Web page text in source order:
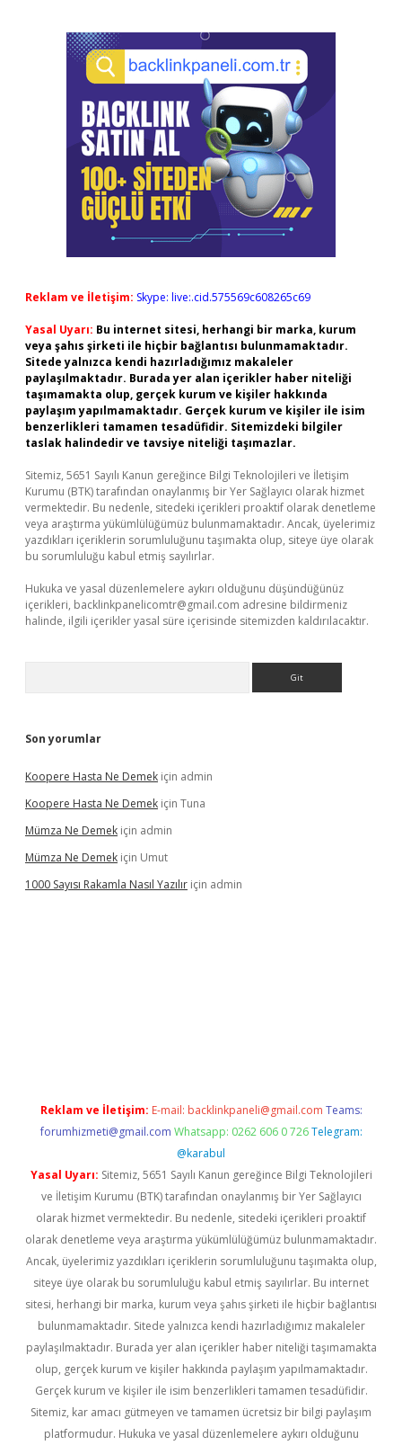
Reklam ve İletişim: Skype: live:.cid.575569c608265c69
Yasal Uyarı: Bu internet sitesi, herhangi bir marka, kurum
veya şahıs şirketi ile hiçbir bağlantısı bulunmamaktadır.
Sitede yalnızca kendi hazırladığımız makaleler
paylaşılmaktadır. Burada yer alan içerikler haber niteliği
taşımamakta olup, gerçek kurum ve kişiler hakkında
paylaşım yapılmamaktadır. Gerçek kurum ve kişiler ile isim
benzerlikleri tamamen tesadüfidir. Sitemizdeki bilgiler
taslak halindedir ve tavsiye niteliği taşımazlar.
Sitemiz, 5651 Sayılı Kanun gereğince Bilgi Teknolojileri ve İletişim
Kurumu (BTK) tarafından onaylanmış bir Yer Sağlayıcı olarak hizmet
vermektedir. Bu nedenle, sitedeki içerikleri proaktif olarak denetleme
veya araştırma yükümlülüğümüz bulunmamaktadır. Ancak, üyelerimiz
yazdıkları içeriklerin sorumluluğunu taşımakta olup, siteye üye olarak
bu sorumluluğu kabul etmiş sayılırlar.
Hukuka ve yasal düzenlemelere aykırı olduğunu düşündüğünüz
içerikleri, backlinkpanelicomtr@gmail.com adresine bildirmeniz
halinde, ilgili içerikler yasal süre içerisinde sitemizden kaldırılacaktır.
Son yorumlar
Koopere Hasta Ne Demek için admin
Koopere Hasta Ne Demek için Tuna
Mümza Ne Demek için admin
Mümza Ne Demek için Umut
1000 Sayısı Rakamla Nasıl Yazılır için admin
Reklam ve İletişim: E-mail: backlinkpaneli@gmail.com Teams:
forumhizmeti@gmail.com Whatsapp: 0262 606 0 726 Telegram:
@karabul
Yasal Uyarı: Sitemiz, 5651 Sayılı Kanun gereğince Bilgi Teknolojileri
ve İletişim Kurumu (BTK) tarafından onaylanmış bir Yer Sağlayıcı
olarak hizmet vermektedir. Bu nedenle, sitedeki içerikleri proaktif
olarak denetleme veya araştırma yükümlülüğümüz bulunmamaktadır.
Ancak, üyelerimiz yazdıkları içeriklerin sorumluluğunu taşımakta olup,
siteye üye olarak bu sorumluluğu kabul etmiş sayılırlar. Bu internet
sitesi, herhangi bir marka, kurum veya şahıs şirketi ile hiçbir bağlantısı
bulunmamaktadır. Sitede yalnızca kendi hazırladığımız makaleler
paylaşılmaktadır. Burada yer alan içerikler haber niteliği taşımamakta
olup, gerçek kurum ve kişiler hakkında paylaşım yapılmamaktadır.
Gerçek kurum ve kişiler ile isim benzerlikleri tamamen tesadüfidir.
Sitemiz, kar amacı gütmeyen ve tamamen ücretsiz bir bilgi paylaşım
platformudur. Hukuka ve yasal düzenlemelere aykırı olduğunu